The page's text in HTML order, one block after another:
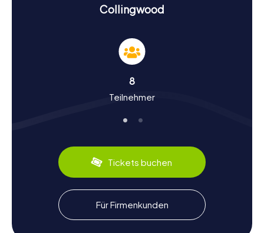
Geschichte und Kultur bei der Schnitzeljagd in
Die myCityHunt Schnitzeljagden in Collingwood bieten
euch die Möglichkeit, mehr über die Geschichte und Kultur
gegründet und war einst ein bedeutendes Zentrum für
den Schiffbau. Heute erinnert der Hafenpark an diese Zeit
Die indigene Vergangenheit der Region wird im Awen'
Geschichte der Petun-Indianer ehrt. Kulinarische
Spezialitäten wie frischer Fisch aus der Georgian Bay
runden eure Entdeckungstour ab.
Nach der Schnitzeljagd in Collingwood die
Umgebung erkunden
Nach einer aufregenden Schnitzeljagd in Collingwood
Collingwood
8
Teilnehmer
Tickets buchen
Für Firmenkunden